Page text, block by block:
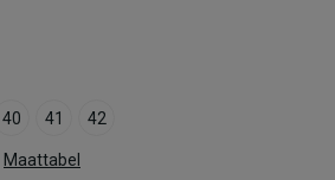
40 41 42
Maattabel